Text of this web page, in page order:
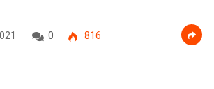
0 816